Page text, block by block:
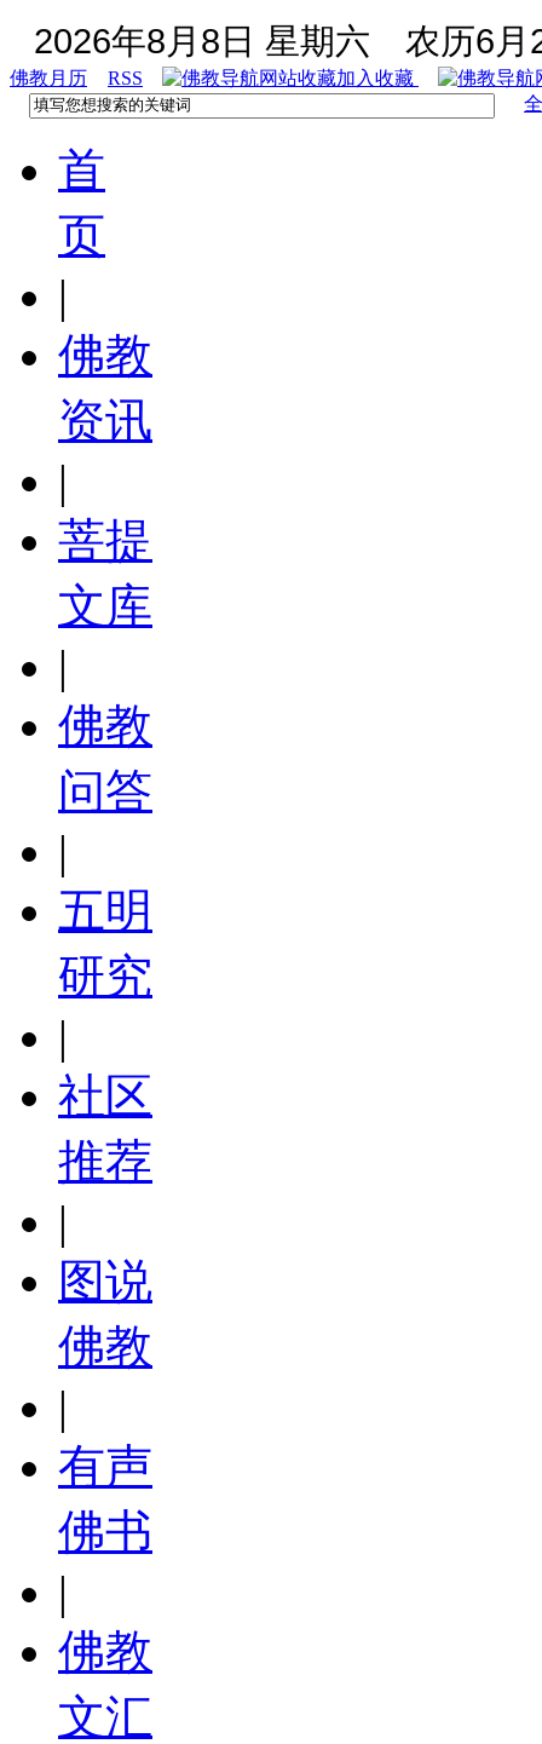
2026年8月8日 星期六 农历6月
佛教月历 RSS
加入收藏
首
页
|
佛教
资讯
|
菩提
文库
|
佛教
问答
|
五明
研究
|
社区
推荐
|
图说
佛教
|
有声
佛书
|
佛教
文汇